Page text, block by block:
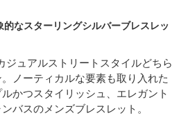
なスターリングシルバーブレスレッ
ジュアルストリートスタイルどちら
ノーティカルな要素も取り入れた
かつスタイリッシュ、エレガント
バスのメンズブレスレット。